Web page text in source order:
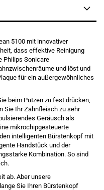
5100 mit innovativer
dass effektive Reinigung
Philips Sonicare
und löst und
für ein außergewöhnliches
beim Putzen zu fest drücken,
Sie Ihr Zahnfleisch zu sehr
Geräusch als
mikrochipgesteuerte
intelligenten Bürstenkopf mit
Handstück und der
Kombination. So sind
ab. Aber unsere
Sie Ihren Bürstenkopf